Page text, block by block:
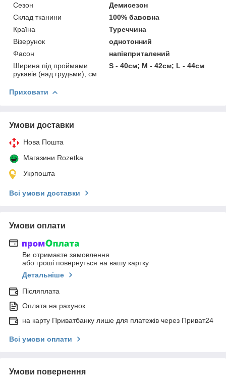
Сезон
Демисезон
Склад тканини
100% бавовна
Країна
Туреччина
Візерунок
однотонний
Фасон
напівприталений
Ширина під проймами
рукавів (над грудьми), см
S - 40см; M - 42см; L - 44см
Приховати
Умови доставки
Нова Пошта
Магазини Rozetka
Укрпошта
Всі умови доставки
Умови оплати
Ви отримаєте замовлення
або гроші повернуться на вашу картку
Детальніше
Післяплата
Оплата на рахунок
на карту Приватбанку лише для платежів через Приват24
Всі умови оплати
Умови повернення